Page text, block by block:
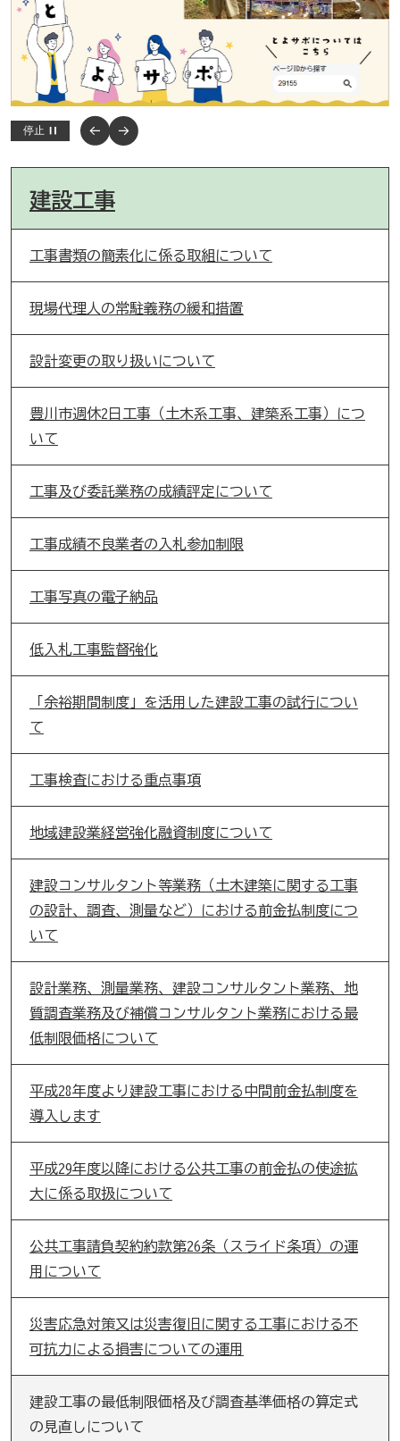
停止
建設工事
工事書類の簡素化に係る取組について
現場代理人の常駐義務の緩和措置
設計変更の取り扱いについて
豊川市週休2日工事（土木系工事、建築系工事）につ
いて
工事及び委託業務の成績評定について
工事成績不良業者の入札参加制限
工事写真の電子納品
低入札工事監督強化
「余裕期間制度」を活用した建設工事の試行につい
て
工事検査における重点事項
地域建設業経営強化融資制度について
建設コンサルタント等業務（土木建築に関する工事
の設計、調査、測量など）における前金払制度につ
いて
設計業務、測量業務、建設コンサルタント業務、地
質調査業務及び補償コンサルタント業務における最
低制限価格について
平成28年度より建設工事における中間前金払制度を
導入します
平成29年度以降における公共工事の前金払の使途拡
大に係る取扱について
公共工事請負契約約款第26条（スライド条項）の運
用について
災害応急対策又は災害復旧に関する工事における不
可抗力による損害についての運用
建設工事の最低制限価格及び調査基準価格の算定式
の見直しについて